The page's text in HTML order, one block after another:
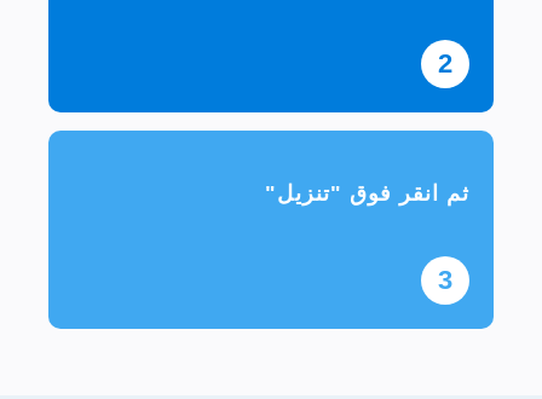
2
3
ثم انقر فوق "تنزيل"